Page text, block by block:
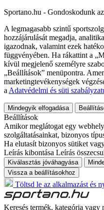
Sportano.hu - Gondoskodunk
A legmagasabb szintű
hozzájárulását megadja,
igazodnak, valamint ezek
függvényében. Ha rákattint a
kívül megjelenő személyre
„Beállítások” menüpontra.
marketingtevékenységek
a Adatvédelmi és süti
Mindegyik elfogadása
Beállítások
Amikor meglátogat egy
szolgáltatásainkat, bizonyos
Ha elutasít bizonyos sütiket
Leírás kibontása Leírás
Kiválasztás jóváhagyása
Vissza a beállításokhoz
Töltsd le az alkalmazást és
Keresés termék, kategória vagy